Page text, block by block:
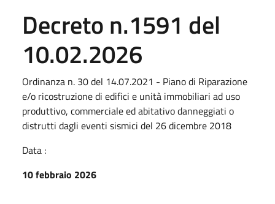
Decreto n.1591 del
10.02.2026
Ordinanza n. 30 del 14.07.2021 - Piano di Riparazione
e/o ricostruzione di edifici e unità immobiliari ad uso
produttivo, commerciale ed abitativo danneggiati o
distrutti dagli eventi sismici del 26 dicembre 2018
Data :
10 febbraio 2026